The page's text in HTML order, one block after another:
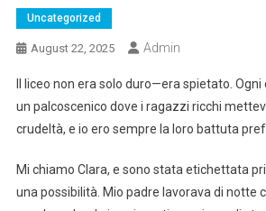
Uncategorized
August 22, 2025 Admin
Il liceo non era solo duro—era spietato.
un palcoscenico dove i ragazzi ricchi
crudeltà, e io ero sempre la loro battuta
Mi chiamo Clara, e sono stata etichettata
una possibilità. Mio padre lavorava di notte